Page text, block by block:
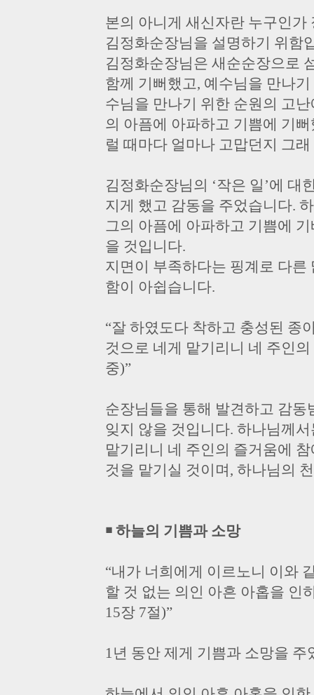
본의 아니게 새신자란 누구인
김정화순장님을 설명하기 위함
김정화순장님은 새순순장으로
함께 기뻐했고, 예수님을 만나
수님을 만나기 위한 순원의 고
의 아픔에 아파하고 기쁨에 기
럴 때마다 얼마나 고맙던지 그
김정화순장님의 ‘작은 일’에 대
지게 했고 감동을 주었습니다.
그의 아픔에 아파하고 기쁨에
을 것입니다.
지면이 부족하다는 핑계로 다
함이 아쉽습니다.
“잘 하였도다 착하고 충성된 종
것으로 네게 맡기리니 네 주인
중)”
순장님들을 통해 발견하고 감
잊지 않을 것입니다. 하나님께
맡기리니 네 주인의 즐거움에
것을 맡기실 것이며, 하나님의
￭ 하늘의 기쁨과 소망
“내가 너희에게 이르노니 이와
할 것 없는 의인 아흔 아홉을 인
15장 7절)”
1년 동안 제게 기쁨과 소망을